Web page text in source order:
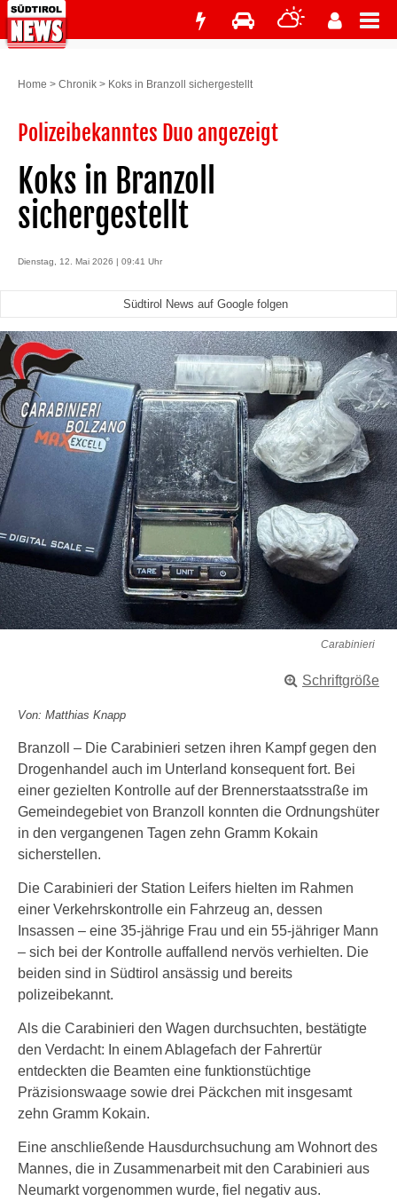
Home > Chronik > Koks in Branzoll sichergestellt
Polizeibekanntes Duo angezeigt
Koks in Branzoll
sichergestellt
Dienstag, 12. Mai 2026 | 09:41 Uhr
Südtirol News auf Google folgen
Carabinieri
Schriftgröße
Von: Matthias Knapp
Branzoll – Die Carabinieri setzen ihren Kampf gegen den
Drogenhandel auch im Unterland konsequent fort. Bei
einer gezielten Kontrolle auf der Brennerstaatsstraße im
Gemeindegebiet von Branzoll konnten die Ordnungshüter
in den vergangenen Tagen zehn Gramm Kokain
sicherstellen.
Die Carabinieri der Station Leifers hielten im Rahmen
einer Verkehrskontrolle ein Fahrzeug an, dessen
Insassen – eine 35-jährige Frau und ein 55-jähriger Mann
– sich bei der Kontrolle auffallend nervös verhielten. Die
beiden sind in Südtirol ansässig und bereits
polizeibekannt.
Als die Carabinieri den Wagen durchsuchten, bestätigte
den Verdacht: In einem Ablagefach der Fahrertür
entdeckten die Beamten eine funktionstüchtige
Präzisionswaage sowie drei Päckchen mit insgesamt
zehn Gramm Kokain.
Eine anschließende Hausdurchsuchung am Wohnort des
Mannes, die in Zusammenarbeit mit den Carabinieri aus
Neumarkt vorgenommen wurde, fiel negativ aus.